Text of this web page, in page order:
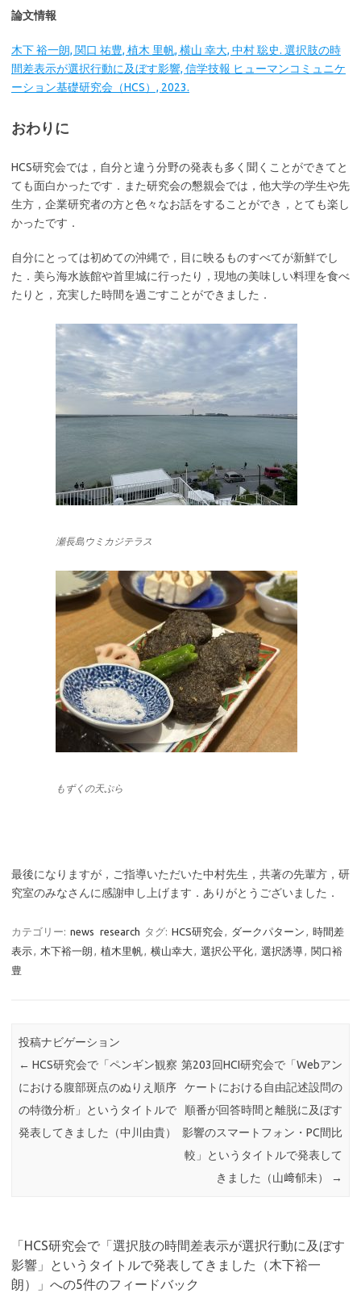
論文情報
木下 裕一朗, 関口 祐豊, 植木 里帆, 横山 幸大, 中村 聡史. 選択肢の時
間差表示が選択行動に及ぼす影響, 信学技報 ヒューマンコミュニケ
ーション基礎研究会（HCS）, 2023.
おわりに
HCS研究会では，自分と違う分野の発表も多く聞くことができてと
ても面白かったです．また研究会の懇親会では，他大学の学生や先
生方，企業研究者の方と色々なお話をすることができ，とても楽し
かったです．
自分にとっては初めての沖縄で，目に映るものすべてが新鮮でし
た．美ら海水族館や首里城に行ったり，現地の美味しい料理を食べ
たりと，充実した時間を過ごすことができました．
瀬長島ウミカジテラス
もずくの天ぷら
最後になりますが，ご指導いただいた中村先生，共著の先輩方，研
究室のみなさんに感謝申し上げます．ありがとうございました．
カテゴリー: news research タグ: HCS研究会 , ダークパターン , 時間差
表示, 木下裕一朗 , 植木里帆, 横山幸大, 選択公平化, 選択誘導, 関口裕
豊
投稿ナビゲーション
← HCS研究会で「ペンギン観察
における腹部斑点のぬりえ順序
の特徴分析」というタイトルで
発表してきました（中川由貴）
第203回HCI研究会で「Webアン
ケートにおける自由記述設問の
順番が回答時間と離脱に及ぼす
影響のスマートフォン・PC間比
較」というタイトルで発表して
きました（山﨑郁未）
→
「HCS研究会で「選択肢の時間差表示が選択行動に及ぼす
影響」というタイトルで発表してきました（木下裕一
朗）
」への5件のフィードバック